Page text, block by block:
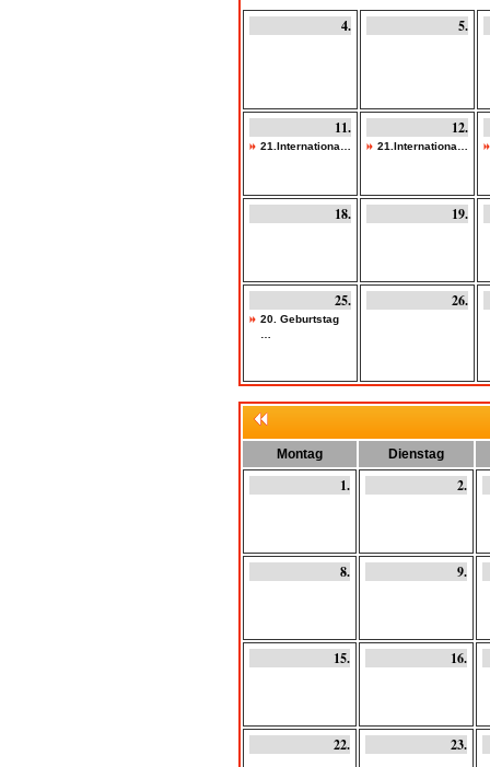
4. 5.
11.
21.Internationa…
12.
21.Internationa…
18. 19.
25.
20. Geburtstag
26.
Montag Dienstag
1. 2.
8. 9.
15. 16.
22. 23.